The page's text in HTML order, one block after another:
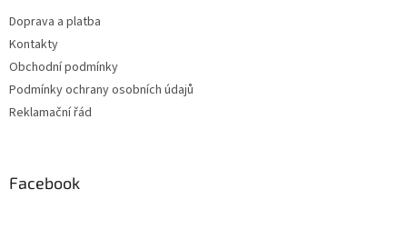
Doprava a platba
Kontakty
Obchodní podmínky
Podmínky ochrany osobních údajů
Reklamační řád
Facebook